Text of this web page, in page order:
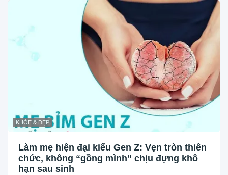
KHỎE & ĐẸP
Làm mẹ hiện đại kiểu Gen Z: Vẹn tròn thiên
chức, không “gồng mình” chịu đựng khô
hạn sau sinh